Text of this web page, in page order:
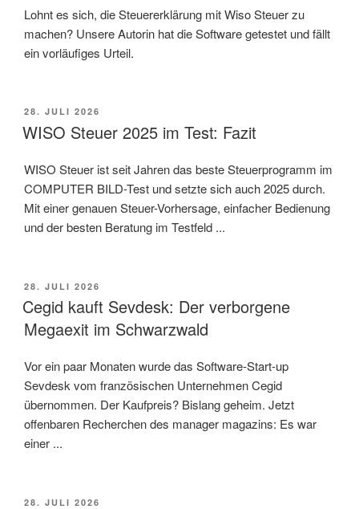
Lohnt es sich, die Steuererklärung mit Wiso Steuer zu
machen? Unsere Autorin hat die Software getestet und fällt
ein vorläufiges Urteil.
VERÖFFENTLICHT
AM
28. JULI 2026
WISO Steuer 2025 im Test: Fazit
WISO Steuer ist seit Jahren das beste Steuerprogramm im
COMPUTER BILD-Test und setzte sich auch 2025 durch.
Mit einer genauen Steuer-Vorhersage, einfacher Bedienung
und der besten Beratung im Testfeld ...
VERÖFFENTLICHT
AM
28. JULI 2026
Cegid kauft Sevdesk: Der verborgene
Megaexit im Schwarzwald
Vor ein paar Monaten wurde das Software-Start-up
Sevdesk vom französischen Unternehmen Cegid
übernommen. Der Kaufpreis? Bislang geheim. Jetzt
offenbaren Recherchen des manager magazins: Es war
einer ...
VERÖFFENTLICHT
28. JULI 2026